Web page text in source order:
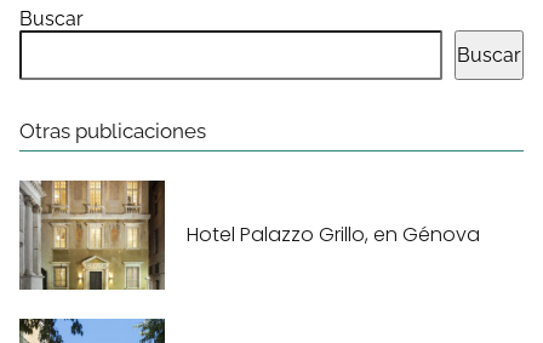
Buscar
Buscar
Otras publicaciones
Hotel Palazzo Grillo, en Génova